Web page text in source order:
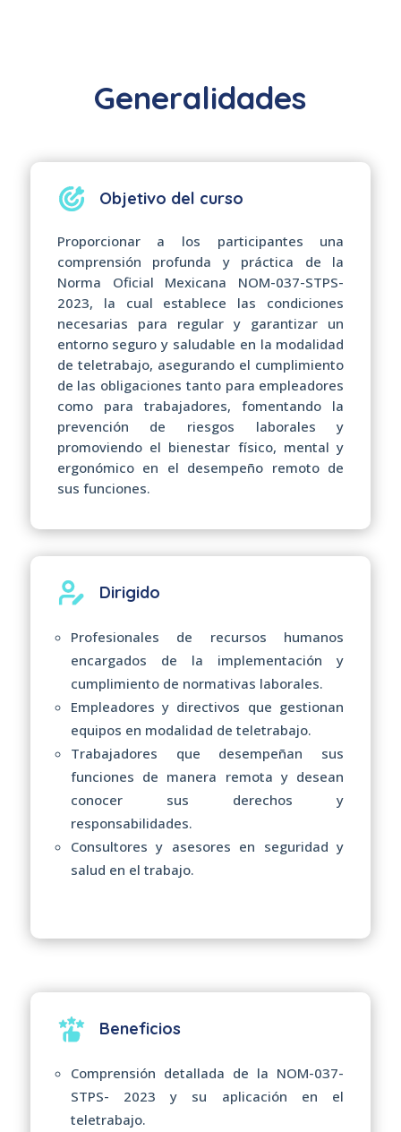
Generalidades
Objetivo del curso
Proporcionar a los participantes una
comprensión profunda y práctica de la
Norma Oficial Mexicana NOM-037-STPS-
2023, la cual establece las condiciones
necesarias para regular y garantizar un
entorno seguro y saludable en la modalidad
de teletrabajo, asegurando el cumplimiento
de las obligaciones tanto para empleadores
como para trabajadores, fomentando la
prevención de riesgos laborales y
promoviendo el bienestar físico, mental y
ergonómico en el desempeño remoto de
sus funciones.
Dirigido
Profesionales de recursos humanos
encargados de la implementación y
cumplimiento de normativas laborales.
Empleadores y directivos que gestionan
equipos en modalidad de teletrabajo.
Trabajadores que desempeñan sus
funciones de manera remota y desean
conocer sus derechos y
responsabilidades.
Consultores y asesores en seguridad y
salud en el trabajo.
Beneficios
Comprensión detallada de la NOM-037-
STPS- 2023 y su aplicación en el
teletrabajo.